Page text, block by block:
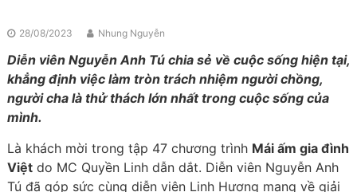
28/08/2023 Nhung Nguyễn
Diễn viên Nguyễn Anh Tú chia sẻ về cuộc sống hiện tại,
khẳng định việc làm tròn trách nhiệm người chồng,
người cha là thử thách lớn nhất trong cuộc sống của
mình.
Là khách mời trong tập 47 chương trình Mái ấm gia đình
Việtdo MC Quyền Linh dẫn dắt. Diễn viên Nguyễn Anh
Tú đã góp sức cùng diễn viên Linh Hương mang về giải